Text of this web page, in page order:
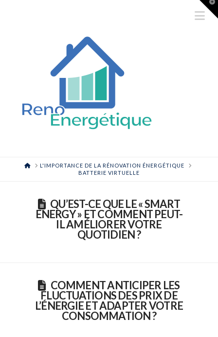
HOMEL'IMPORTANCE DE LA RÉNOVATION ÉNERGÉTIQUE
BATTERIE VIRTUELLE
QU’EST-CE QUE LE « SMART
ENERGY » ET COMMENT PEUT-
IL AMÉLIORER VOTRE
QUOTIDIEN ?
COMMENT ANTICIPER LES
FLUCTUATIONS DES PRIX DE
L’ÉNERGIE ET ADAPTER VOTRE
CONSOMMATION ?